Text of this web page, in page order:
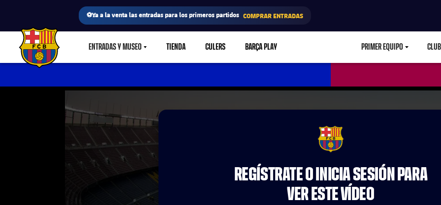
⚽Ya a la venta las entradas para los primeros partidos COMPRAR ENTRADAS
FC Barcelona club badge ENTRADAS Y MUSEOLABEL.SHARE.CARETDOWN
TIENDA CULERS BARÇA PLAY PRIMER EQUIPO CLUB
FCB Barcelona badge
REGÍSTRATE O INICIA SESIÓN PARA
VER ESTE VÍDEO